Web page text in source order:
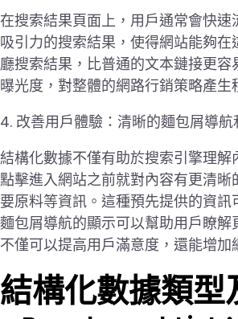
在搜索結果頁面上，用戶通常會快
吸引力的搜索結果，使得網站能夠
廳搜索結果，比普通的文本鏈接更
曝光度，對整體的網路行銷策略產生
4. 改善用戶體驗：清晰的麵包屑導
結構化數據不僅有助於搜索引擎理
點擊進入網站之前就對內容有更清
要原料等資訊。這種預先提供的資
麵包屑導航的顯示可以幫助用戶瞭
不僅可以提高用戶滿意度，還能增加
結構化數據類型